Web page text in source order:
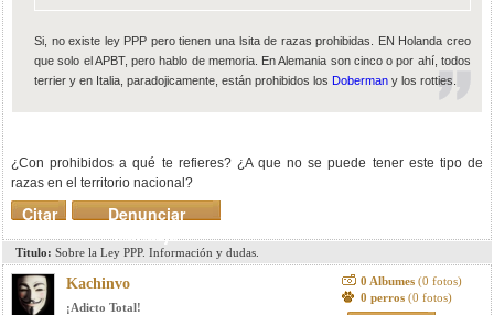
Si, no existe ley PPP pero tienen una lsita de razas prohibidas. EN Holanda creo
que solo el APBT, pero hablo de memoria. En Alemania son cinco o por ahí, todos
terrier y en Italia, paradojicamente, están prohibidos los Doberman y los rotties.
¿Con prohibidos a qué te refieres? ¿A que no se puede tener este tipo de
razas en el territorio nacional?
Denunciar
mensaje
Citar
Titulo: Sobre la Ley PPP. Información y dudas.
Kachinvo
¡Adicto Total!
0 Albumes (0 fotos)
0 perros (0 fotos)